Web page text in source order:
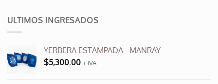
ULTIMOS INGRESADOS
YERBERA ESTAMPADA - MANRAY
$5,300.00 + IVA